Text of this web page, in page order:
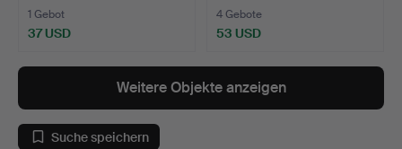
1 Gebot
37 USD
4 Gebote
53 USD
Weitere Objekte anzeigen
Suche speichern